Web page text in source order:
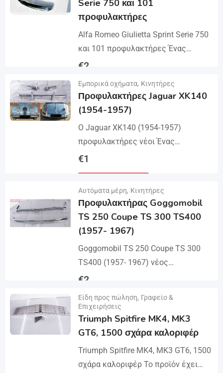
Serie 750 και 101
προφυλακτήρες
Alfa Romeo Giulietta Sprint Serie 750
και 101 προφυλακτήρες Ένας
προφυλακτήρας ενός μπροστινού
προφυλακτήρας σε 3 μέρη, βίδες και
βίδες...
€2
Λεπτομέρειες
Εμπορικά οχήματα, Κινητήρες
Προφυλακτήρες Jaguar XK140
(1954-1957)
Ο Jaguar XK140 (1954-1957)
προφυλακτήρες νέοι Ένας
προφυλακτήρας σετ ενός
προφυλακτήρα με 2 τεμ ένα...
€1
Αυτόματα μέρη, Κινητήρες
Προφυλακτήρας Goggomobil
TS 250 Coupe TS 300 TS400
(1957- 1967)
Goggomobil TS 250 Coupe TS 300
TS400 (1957- 1967) νέος
προφυλακτήρας ενός μπροστινού
προφυλακτήρας σε 3 μέρη, 2...
€2
Λεπτομέρειες
Είδη προς πώληση, Γραφείο &
Επιχειρήσεις
Triumph Spitfire MK4, MK3
GT6, 1500 σχάρα καλοριφέρ
Triumph Spitfire MK4, MK3 GT6, 1500
σχάρα καλοριφέρ Το προϊόν έχει